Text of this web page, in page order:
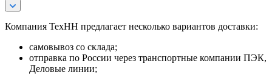
Компания ТехНН предлагает несколько вариантов доставки:
самовывоз со склада;
отправка по России через транспортные компании ПЭК,
Деловые линии;